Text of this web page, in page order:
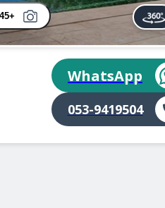
+45 תמונות
WhatsApp
053-9419504